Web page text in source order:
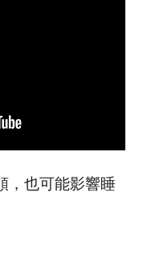
，也可能影響睡